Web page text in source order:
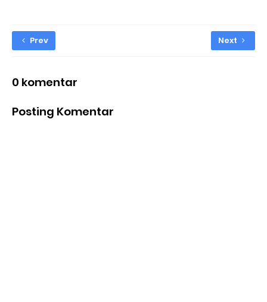
Prev Next
0 komentar
Posting Komentar